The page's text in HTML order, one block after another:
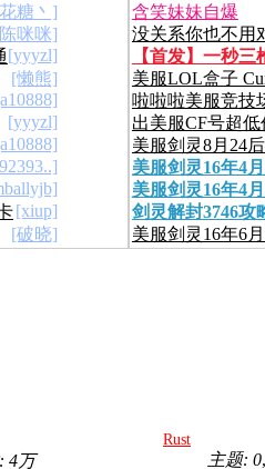
糖丶]
咪咪]
[yyyzl]
[懒熊]
[yyyzl]
[xiup]
[破晓]
含笑妹妹自爆
没关系你也不用
愧 也许我根本
【首发】一秒
宏
美服LOL盒子
Beta
啦啦啦美服竞技
啊！
出美服CF号超低
美服剑灵8月24
首饰
美服剑灵16年4
新信息
美服剑灵16年4
新2.0
剑灵解封3746攻
美服剑灵16年6
4万
Rust
主题: 0,